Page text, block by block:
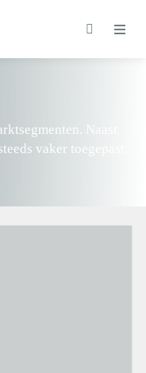
Naast
vaker toegepast